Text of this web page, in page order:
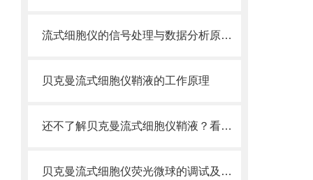
流式细胞仪的信号处理与数据分析原理分析
贝克曼流式细胞仪鞘液的工作原理
还不了解贝克曼流式细胞仪鞘液？看这里就对了！
贝克曼流式细胞仪荧光微球的调试及使用